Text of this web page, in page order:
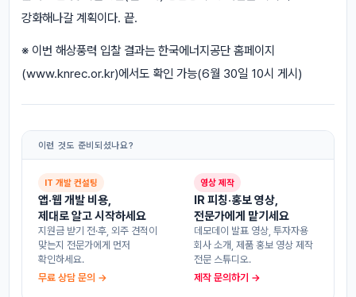
강화해나갈 계획이다. 끝.
※ 이번 해상풍력 입찰 결과는 한국에너지공단 홈페이지
(www.knrec.or.kr)에서도 확인 가능(6월 30일 10시 게시)
이런 것도 준비되셨나요?
IT 개발 컨설팅
앱·웹 개발 비용,
제대로 알고 시작하세요
지원금 받기 전·후, 외주 견적이
맞는지 전문가에게 먼저
확인하세요.
무료 상담 문의 →
영상 제작
IR 피칭·홍보 영상,
전문가에게 맡기세요
데모데이 발표 영상, 투자자용
회사 소개, 제품 홍보 영상 제작
전문 스튜디오.
제작 문의하기 →